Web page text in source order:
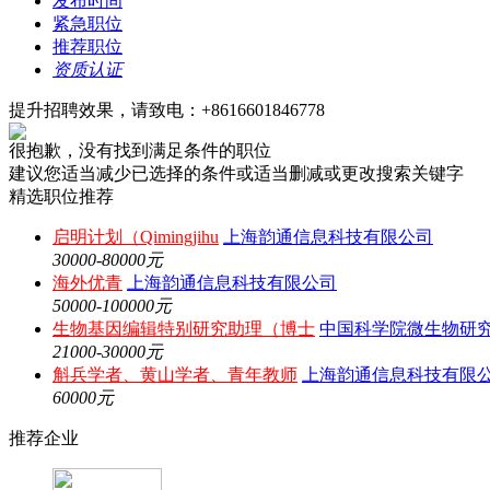
紧急职位
推荐职位
资质认证
提升招聘效果，请致电：+8616601846778
很抱歉，没有找到满足条件的职位
建议您适当减少已选择的条件或适当删减或更改搜索关键字
精选职位推荐
启明计划（Qimingjihu
上海韵通信息科技有限公司
30000-80000元
海外优青
上海韵通信息科技有限公司
50000-100000元
生物基因编辑特别研究助理（博士 中国科学院微生物研
21000-30000元
斛兵学者、黄山学者、青年教师
上海韵通信息科技有限
60000元
推荐企业